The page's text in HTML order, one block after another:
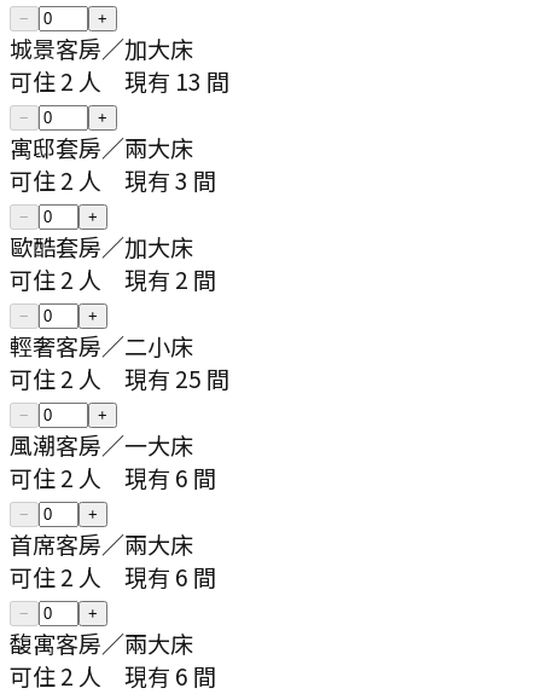
− +
城景客房／加大床
可住2 人 現有 13 間
− +
寓邸套房／兩大床
可住2 人 現有3 間
− +
歐酷套房／加大床
可住2 人 現有 2 間
− +
輕奢客房／二小床
可住2 人 現有 25 間
− +
風潮客房／一大床
可住2 人 現有 6 間
− +
首席客房／兩大床
可住2 人 現有 6 間
− +
馥寓客房／兩大床
可住2 人 現有 6 間